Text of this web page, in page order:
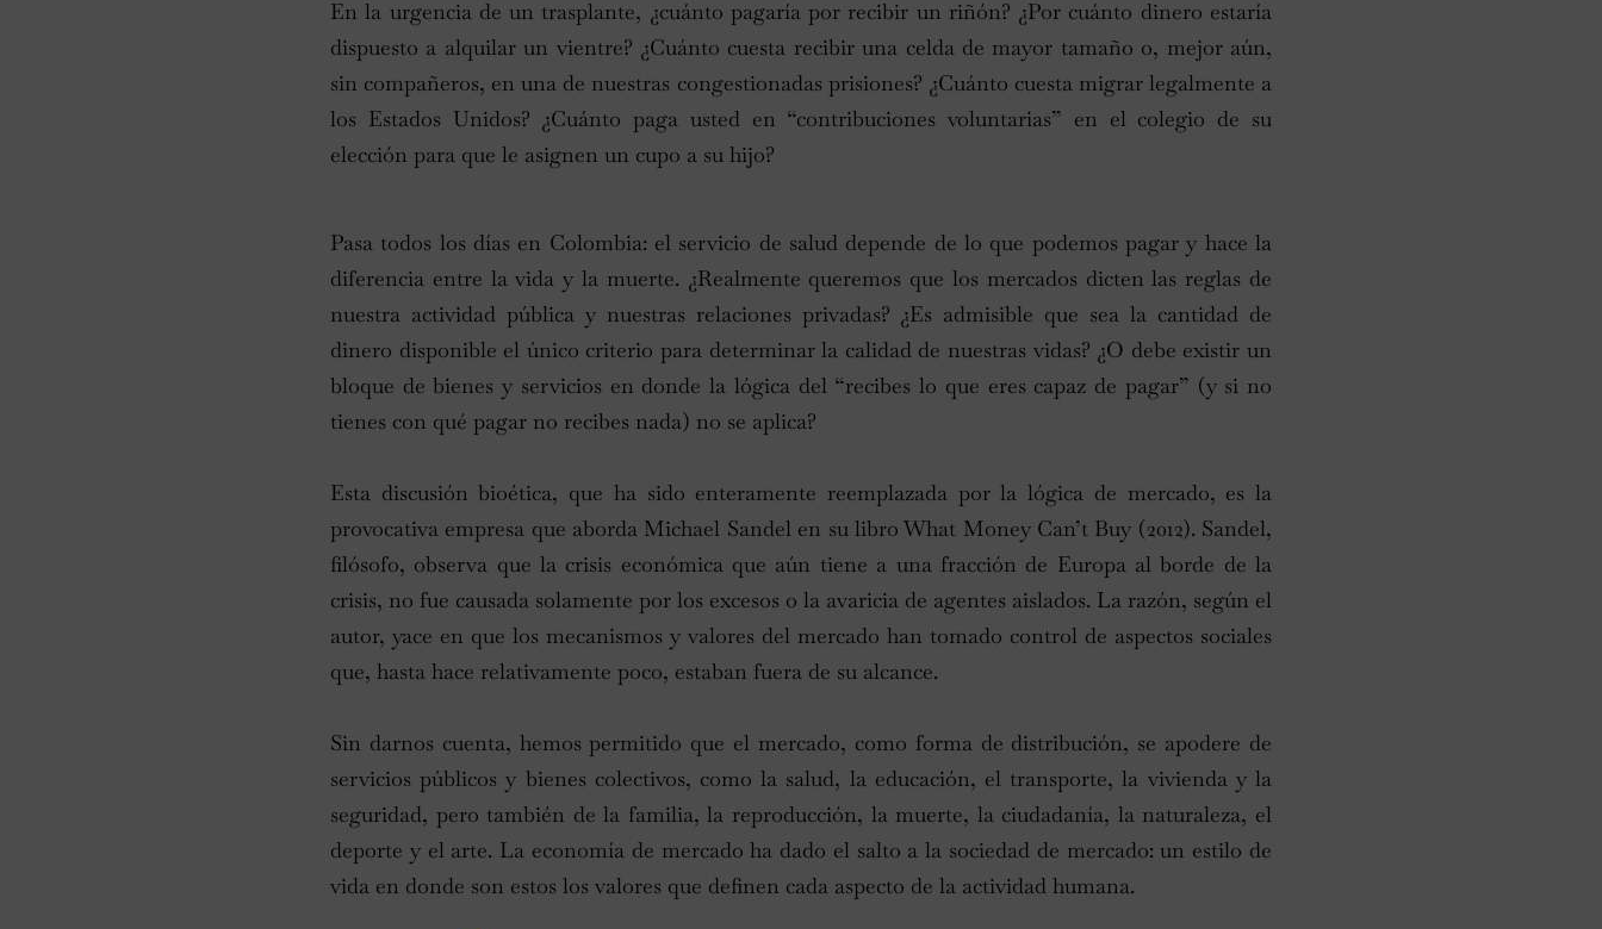
En la urgencia de un trasplante, ¿cuánto pagaría por recibir un riñón? ¿Por cuánto dinero estaría
dispuesto a alquilar un vientre? ¿Cuánto cuesta recibir una celda de mayor tamaño o, mejor aún,
sin compañeros, en una de nuestras congestionadas prisiones? ¿Cuánto cuesta migrar legalmente a
los Estados Unidos? ¿Cuánto paga usted en “contribuciones voluntarias” en el colegio de su
elección para que le asignen un cupo a su hijo?
Pasa todos los días en Colombia: el servicio de salud depende de lo que podemos pagar y hace la
diferencia entre la vida y la muerte. ¿Realmente queremos que los mercados dicten las reglas de
nuestra actividad pública y nuestras relaciones privadas? ¿Es admisible que sea la cantidad de
dinero disponible el único criterio para determinar la calidad de nuestras vidas? ¿O debe existir un
bloque de bienes y servicios en donde la lógica del “recibes lo que eres capaz de pagar” (y si no
tienes con qué pagar no recibes nada) no se aplica?
Esta discusión bioética, que ha sido enteramente reemplazada por la lógica de mercado, es la
provocativa empresa que aborda Michael Sandel en su libro What Money Can’t Buy (2012). Sandel,
filósofo, observa que la crisis económica que aún tiene a una fracción de Europa al borde de la
crisis, no fue causada solamente por los excesos o la avaricia de agentes aislados. La razón, según el
autor, yace en que los mecanismos y valores del mercado han tomado control de aspectos sociales
que, hasta hace relativamente poco, estaban fuera de su alcance.
Sin darnos cuenta, hemos permitido que el mercado, como forma de distribución, se apodere de
servicios públicos y bienes colectivos, como la salud, la educación, el transporte, la vivienda y la
seguridad, pero también de la familia, la reproducción, la muerte, la ciudadanía, la naturaleza, el
deporte y el arte. La economía de mercado ha dado el salto a la sociedad de mercado: un estilo de
vida en donde son estos los valores que definen cada aspecto de la actividad humana.